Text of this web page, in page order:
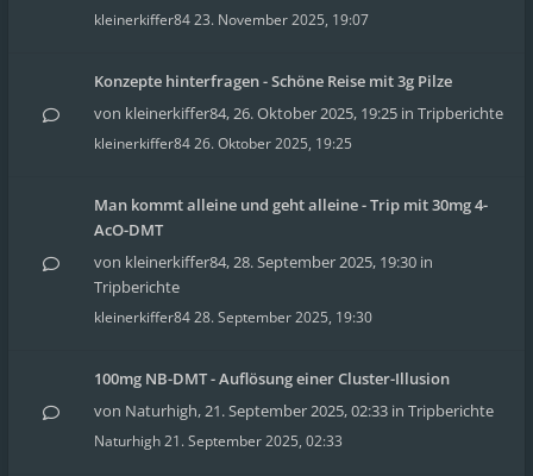
kleinerkiffer8423. November 2025, 19:07
Konzepte hinterfragen - Schöne Reise mit 3g Pilze
von kleinerkiffer84,26. Oktober 2025, 19:25 in Tripberichte
kleinerkiffer8426. Oktober 2025, 19:25
Man kommt alleine und geht alleine - Trip mit 30mg 4-
AcO-DMT
von kleinerkiffer84,28. September 2025, 19:30 in
Tripberichte
kleinerkiffer8428. September 2025, 19:30
100mg NB-DMT - Auflösung einer Cluster-Illusion
von Naturhigh,21. September 2025, 02:33 in Tripberichte
Naturhigh21. September 2025, 02:33